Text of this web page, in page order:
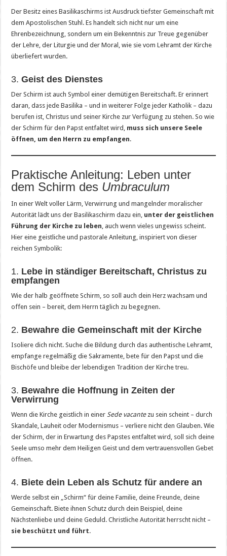
Der Besitz eines Basilikaschirms ist Ausdruck tiefster Gemeinschaft mit
dem Apostolischen Stuhl. Es handelt sich nicht nur um eine
Ehrenbezeichnung, sondern um ein Bekenntnis zur Treue gegenüber
der Lehre, der Liturgie und der Moral, wie sie vom Lehramt der Kirche
überliefert wurden.
3.Geist des Dienstes
Der Schirm ist auch Symbol einer demütigen Bereitschaft. Er erinnert
daran, dass jede Basilika – und in weiterer Folge jeder Katholik – dazu
berufen ist, Christus und seiner Kirche zur Verfügung zu stehen. So wie
der Schirm für den Papst entfaltet wird, muss sich unsere Seele
öffnen, um den Herrn zu empfangen.
Praktische Anleitung: Leben unter
dem Schirm des Umbraculum
In einer Welt voller Lärm, Verwirrung und mangelnder moralischer
Autorität lädt uns der Basilikaschirm dazu ein, unter der geistlichen
Führung der Kirche zu leben, auch wenn vieles ungewiss scheint.
Hier eine geistliche und pastorale Anleitung, inspiriert von dieser
reichen Symbolik:
1. Lebe in ständiger Bereitschaft, Christus zu
empfangen
Wie der halb geöffnete Schirm, so soll auch dein Herz wachsam und
offen sein – bereit, dem Herrn täglich zu begegnen.
2. Bewahre die Gemeinschaft mit der Kirche
Isoliere dich nicht. Suche die Bildung durch das authentische Lehramt,
empfange regelmäßig die Sakramente, bete für den Papst und die
Bischöfe und bleibe der lebendigen Tradition der Kirche treu.
3. Bewahre die Hoffnung in Zeiten der
Verwirrung
Wenn die Kirche geistlich in einerSede vacantezu sein scheint – durch
Skandale, Lauheit oder Modernismus – verliere nicht den Glauben. Wie
der Schirm, der in Erwartung des Papstes entfaltet wird, soll sich deine
Seele umso mehr dem Heiligen Geist und dem vertrauensvollen Gebet
öffnen.
4. Biete dein Leben als Schutz für andere an
Werde selbst ein „Schirm“ für deine Familie, deine Freunde, deine
Gemeinschaft. Biete ihnen Schutz durch dein Beispiel, deine
Nächstenliebe und deine Geduld. Christliche Autorität herrscht nicht –
sie beschützt und führt.